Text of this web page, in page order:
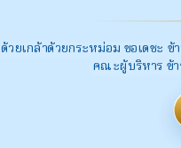
ด้วยเกล้าด้วยกระหม่อม ขอเดชะ
คณะผู้บริหาร ข้